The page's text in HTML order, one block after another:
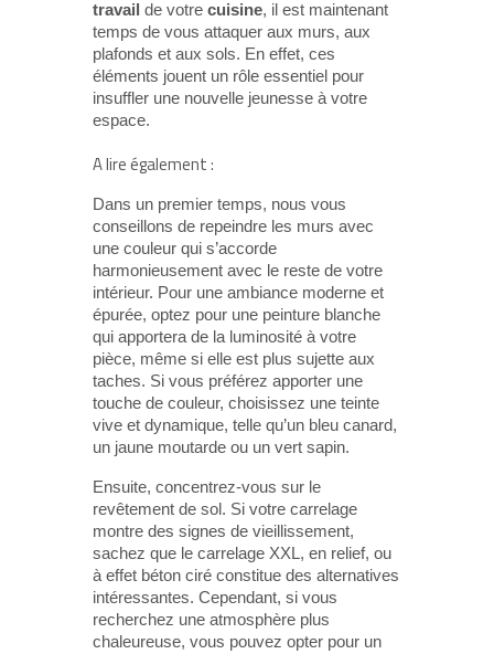
travail de votre cuisine, il est maintenant
temps de vous attaquer aux murs, aux
plafonds et aux sols. En effet, ces
éléments jouent un rôle essentiel pour
insuffler une nouvelle jeunesse à votre
espace.
A lire également :
Dans un premier temps, nous vous
conseillons de repeindre les murs avec
une couleur qui s’accorde
harmonieusement avec le reste de votre
intérieur. Pour une ambiance moderne et
épurée, optez pour une peinture blanche
qui apportera de la luminosité à votre
pièce, même si elle est plus sujette aux
taches. Si vous préférez apporter une
touche de couleur, choisissez une teinte
vive et dynamique, telle qu’un bleu canard,
un jaune moutarde ou un vert sapin.
Ensuite, concentrez-vous sur le
revêtement de sol. Si votre carrelage
montre des signes de vieillissement,
sachez que le carrelage XXL, en relief, ou
à effet béton ciré constitue des alternatives
intéressantes. Cependant, si vous
recherchez une atmosphère plus
chaleureuse, vous pouvez opter pour un